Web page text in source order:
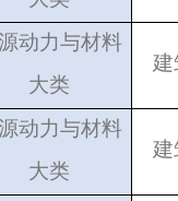
动力与材料
大类
建
动力与材料
大类
建